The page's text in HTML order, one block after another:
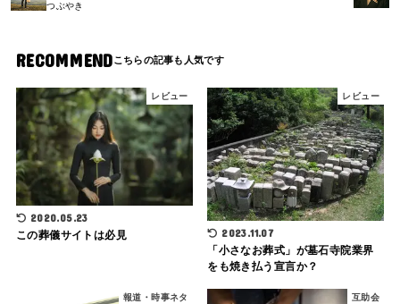
つぶやき
RECOMMEND
レビュー
2020.05.23
この葬儀サイトは必見
レビュー
2023.11.07
「小さなお葬式」が墓石寺院業界
をも焼き払う宣言か？
報道・時事ネタ 互助会